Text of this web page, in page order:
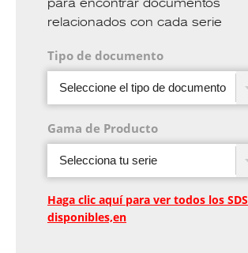
para encontrar documentos
relacionados con cada serie
Tipo de documento
Gama de Producto
Haga clic aquí para ver todos los SDS
disponibles,en